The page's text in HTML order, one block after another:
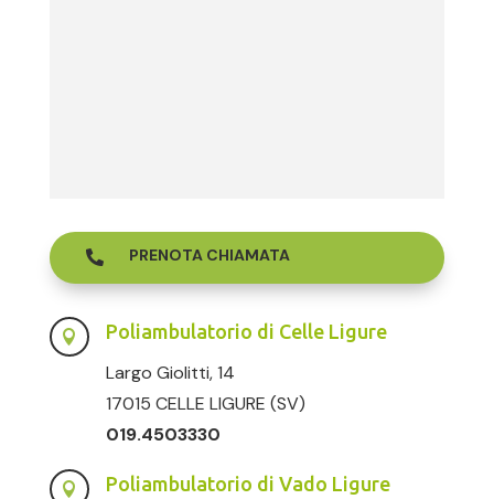
 PRENOTA CHIAMATA
 Poliambulatorio di Celle Ligure
Largo Giolitti, 14
17015 CELLE LIGURE (SV)
019.4503330
 Poliambulatorio di Vado Ligure